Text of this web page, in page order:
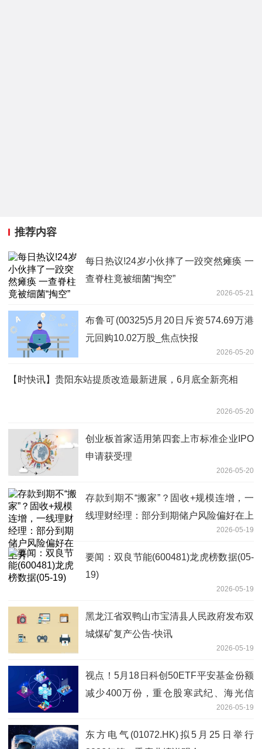
推荐内容
每日热议!24岁小伙摔了一跤突然瘫痪 一
查脊柱竟被细菌“掏空”
2026-05-21
布鲁可(00325)5月20日斥资574.69万港
元回购10.02万股_焦点快报
2026-05-20
【时快讯】贵阳东站提质改造最新进展，6月底全新亮相
2026-05-20
创业板首家适用第四套上市标准企业IPO
申请获受理
2026-05-20
存款到期不“搬家”？固收+规模连增，一
线理财经理：部分到期储户风险偏好在上
2026-05-19
要闻：双良节能(600481)龙虎榜数据(05-
19)
2026-05-19
黑龙江省双鸭山市宝清县人民政府发布双
城煤矿复产公告-快讯
2026-05-19
视点！5月18日科创50ETF平安基金份额
减少400万份，重仓股寒武纪、海光信
2026-05-19
东方电气(01072.HK)拟5月25日举行